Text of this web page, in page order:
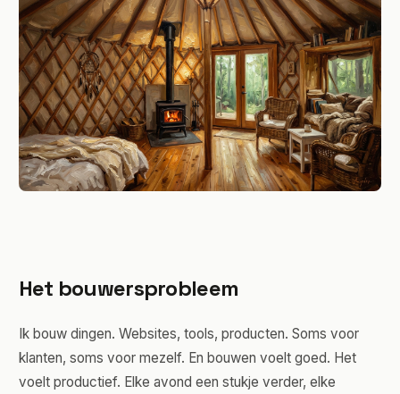
Het bouwersprobleem
Ik bouw dingen. Websites, tools, producten. Soms voor
klanten, soms voor mezelf. En bouwen voelt goed. Het
voelt productief. Elke avond een stukje verder, elke